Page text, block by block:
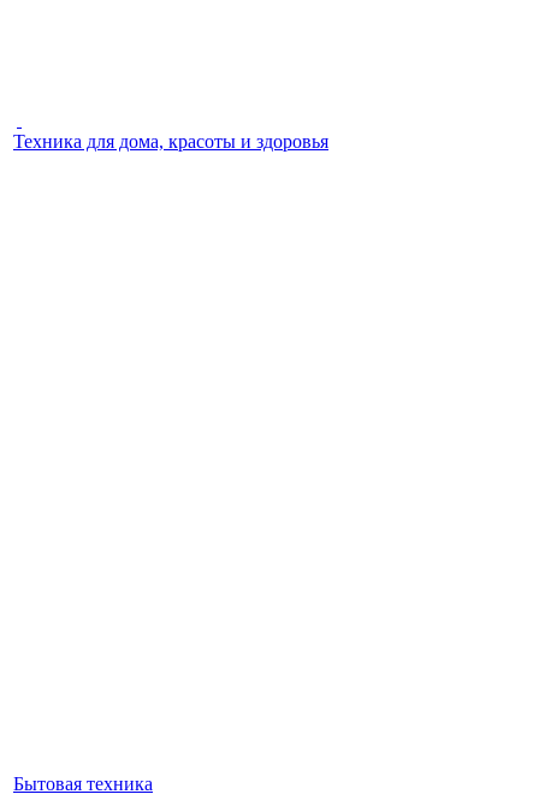
Техника для дома, красоты и здоровья
Бытовая техника